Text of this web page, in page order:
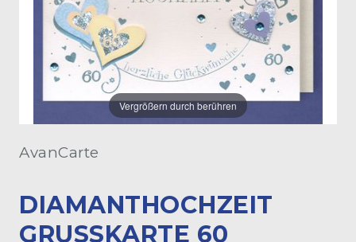
Vergrößern durch berühren
AvanCarte
DIAMANTHOCHZEIT
GRUSSKARTE 60 H